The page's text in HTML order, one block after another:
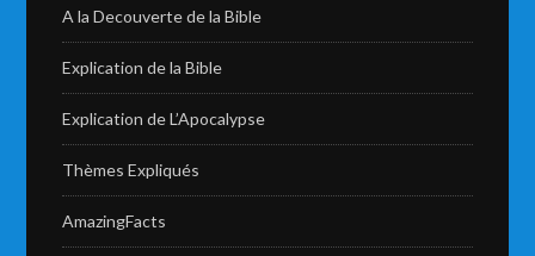
A la Decouverte de la Bible
Explication de la Bible
Explication de L’Apocalypse
Thèmes Expliqués
AmazingFacts